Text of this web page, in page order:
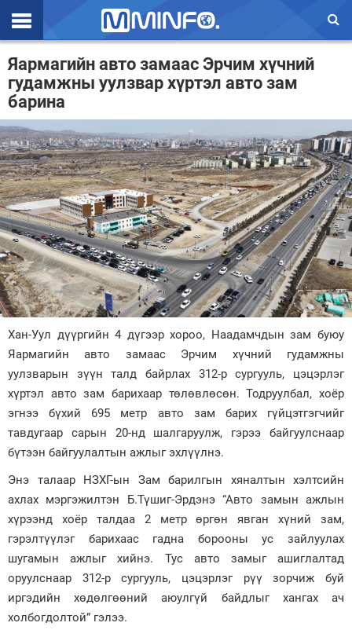
Эхлэл
Цаг агаар
Валют ханш
Улс төр
Эдийн засаг
Үзэл бодол
Спорт
Нийгэм
Дэлхий
Энтертайнмэнт
Зурхай
Яармагийн авто замаас Эрчим хүчний
гудамжны уулзвар хүртэл авто зам
барина
Хан-Уул дүүргийн 4 дүгээр хороо, Наадамчдын зам буюу
Яармагийн авто замаас Эрчим хүчний гудамжны
уулзварын зүүн талд байрлах 312-р сургууль, цэцэрлэг
хүртэл авто зам барихаар төлөвлөсөн. Тодруулбал, хоёр
эгнээ бүхий 695 метр авто зам барих гүйцэтгэгчийг
тавдугаар сарын 20-нд шалгаруулж, гэрээ байгуулснаар
бүтээн байгуулалтын ажлыг эхлүүлнэ.
Энэ талаар НЗХГ-ын Зам барилгын хяналтын хэлтсийн
ахлах мэргэжилтэн Б.Түшиг-Эрдэнэ “Авто замын ажлын
хүрээнд хоёр талдаа 2 метр өргөн явган хүний зам,
гэрэлтүүлэг барихаас гадна борооны ус зайлуулах
шугамын ажлыг хийнэ. Тус авто замыг ашиглалтад
оруулснаар 312-р сургууль, цэцэрлэг рүү зорчиж буй
иргэдийн хөдөлгөөний аюулгүй байдлыг хангах ач
холбогдолтой” гэлээ.